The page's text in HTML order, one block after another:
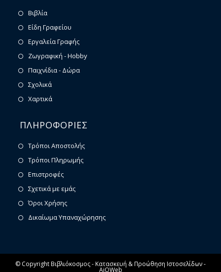
Βιβλία
Είδη Γραφείου
Εργαλεία Γραφής
Ζωγραφική - Hobby
Παιχνίδια - Δώρα
Σχολικά
Χαρτικά
ΠΛΗΡΟΦΟΡΙΕΣ
Τρόποι Αποστολής
Τρόποι Πληρωμής
Επιστροφές
Σχετικά με εμάς
Όροι Χρήσης
Δικαίωμα Υπαναχώρησης
© Copyright Βιβλιόκοσμος -Κατασκευή & Προώθηση Ιστοσελίδων -
AiOWeb